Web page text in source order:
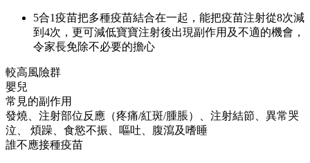
5合1疫苗把多種疫苗結合在一起，能把疫苗注射從8次減
到4次，更可減低寶寶注射後出現副作用及不適的機會，
令家長免除不必要的擔心
較高風險群
嬰兒
常見的副作用
發燒、注射部位反應（疼痛/紅斑/腫脹）、注射結節、異常哭
泣、 煩躁、食慾不振、嘔吐、腹瀉及嗜睡
誰不應接種疫苗